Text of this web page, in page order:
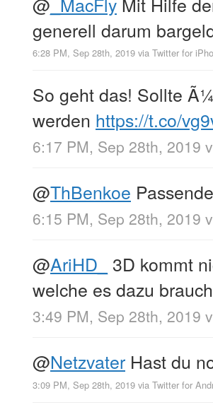
generell darum
6:28 PM, Sep 28th, 2019 via Twitter for
So geht das! Sollte
werden https://t.co/
6:17 PM, Sep 28th, 2019
@ThBenkoe
6:15 PM, Sep 28th, 2019
@AriHD_
3D kommt
welche es dazu
3:49 PM, Sep 28th, 2019
@Netzvater Hast du
3:09 PM, Sep 28th, 2019 via Twitter for